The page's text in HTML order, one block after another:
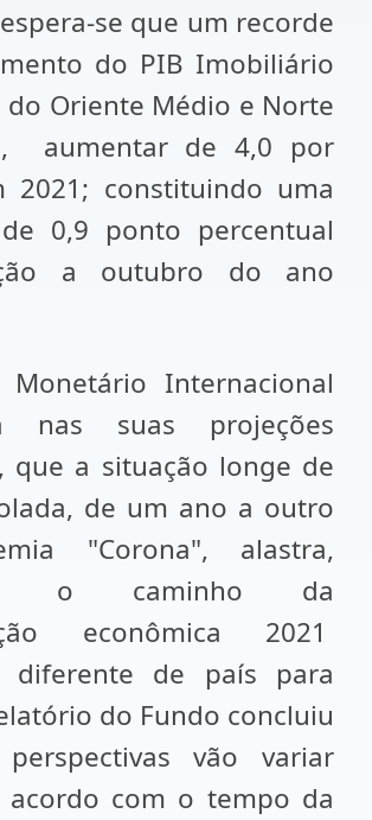
se que um recorde
do PIB Imobiliário
do Oriente Médio e Norte
aumentar de 4,0 por
2021; constituindo uma
0,9 ponto percentual
a outubro do ano
Internacional
nas suas projeções
que a situação longe de
de um ano a outro
"Corona", alastra,
o caminho da
econômica 2021
diferente de país para
do Fundo concluiu
vão variar
com o tempo da